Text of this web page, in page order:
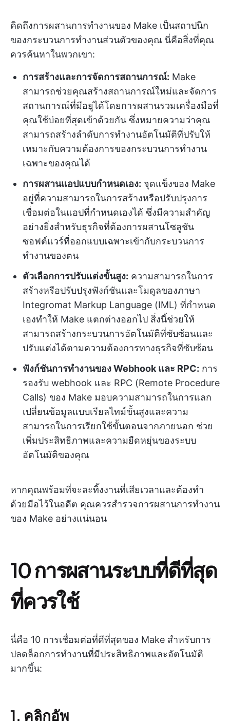
คิดถึงการผสานการทำงานของ Make เป็นสถาปนิก
ของกระบวนการทำงานส่วนตัวของคุณ นี่คือสิ่งที่คุณ
ควรค้นหาในพวกเขา:
การสร้างและการจัดการสถานการณ์: Make
สามารถช่วยคุณสร้างสถานการณ์ใหม่และจัดการ
สถานการณ์ที่มีอยู่ได้โดยการผสานรวมเครื่องมือที่
คุณใช้บ่อยที่สุดเข้าด้วยกัน ซึ่งหมายความว่าคุณ
สามารถสร้างลำดับการทำงานอัตโนมัติที่ปรับให้
เหมาะกับความต้องการของกระบวนการทำงาน
เฉพาะของคุณได้
การผสานแอปแบบกำหนดเอง: จุดแข็งของ Make
อยู่ที่ความสามารถในการสร้างหรือปรับปรุงการ
เชื่อมต่อในแอปที่กำหนดเองได้ ซึ่งมีความสำคัญ
อย่างยิ่งสำหรับธุรกิจที่ต้องการผสานโซลูชัน
ซอฟต์แวร์ที่ออกแบบเฉพาะเข้ากับกระบวนการ
ทำงานของตน
ตัวเลือกการปรับแต่งขั้นสูง: ความสามารถในการ
สร้างหรือปรับปรุงฟังก์ชันและโมดูลของภาษา
Integromat Markup Language (IML) ที่กำหนด
เองทำให้ Make แตกต่างออกไป สิ่งนี้ช่วยให้
สามารถสร้างกระบวนการอัตโนมัติที่ซับซ้อนและ
ปรับแต่งได้ตามความต้องการทางธุรกิจที่ซับซ้อน
ฟังก์ชันการทำงานของ Webhook และ RPC: การ
รองรับ webhook และ RPC (Remote Procedure
Calls) ของ Make มอบความสามารถในการแลก
เปลี่ยนข้อมูลแบบเรียลไทม์ขั้นสูงและความ
สามารถในการเรียกใช้ขั้นตอนจากภายนอก ช่วย
เพิ่มประสิทธิภาพและความยืดหยุ่นของระบบ
อัตโนมัติของคุณ
หากคุณพร้อมที่จะละทิ้งงานที่เสียเวลาและต้องทำ
ด้วยมือไว้ในอดีต คุณควรสำรวจการผสานการทำงาน
ของ Make อย่างแน่นอน
10 การผสานระบบที่ดีที่สุด
ที่ควรใช้
นี่คือ 10 การเชื่อมต่อที่ดีที่สุดของ Make สำหรับการ
ปลดล็อกการทำงานที่มีประสิทธิภาพและอัตโนมัติ
มากขึ้น:
1. คลิกอัพ